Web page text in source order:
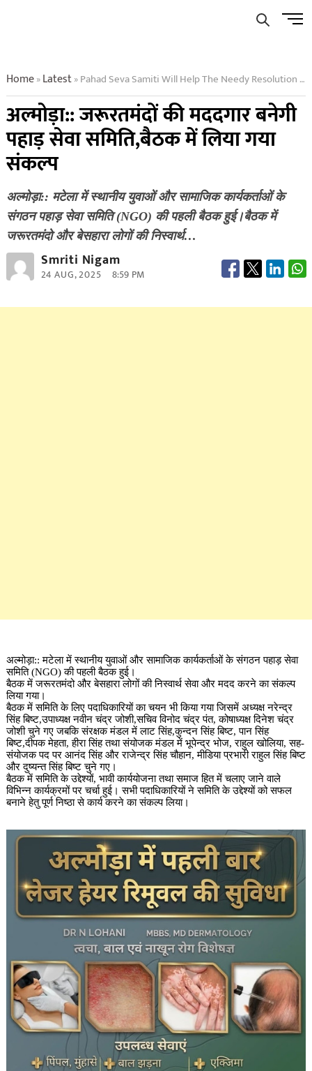
Menu
Home»Latest»Pahad Seva Samiti Will Help The Needy Resolution Taken In The Meeting
अल्मोड़ा:: जरूरतमंदों की मददगार बनेगी
पहाड़ सेवा समिति,बैठक में लिया गया
संकल्प
अल्मोड़ा:: मटेला में स्थानीय युवाओं और सामाजिक कार्यकर्ताओं के
संगठन पहाड़ सेवा समिति (NGO) की पहली बैठक हुई।बैठक में
जरूरतमंदो और बेसहारा लोगों की निस्वार्थ…
Smriti Nigam
24 AUG, 2025 8:59 PM
अल्मोड़ा:: मटेला में स्थानीय युवाओं और सामाजिक कार्यकर्ताओं के संगठन पहाड़ सेवा
समिति (NGO) की पहली बैठक हुई।
बैठक में जरूरतमंदो और बेसहारा लोगों की निस्वार्थ सेवा और मदद करने का संकल्प
लिया गया।
बैठक में समिति के लिए पदाधिकारियों का चयन भी किया गया जिसमें अध्यक्ष नरेन्द्र
सिंह बिष्ट,उपाध्यक्ष नवीन चंद्र जोशी,सचिव विनोद चंद्र पंत, कोषाध्यक्ष दिनेश चंद्र
जोशी चुने गए जबकि संरक्षक मंडल में लाट सिंह,कुन्दन सिंह बिष्ट, पान सिंह
बिष्ट,दीपक मेहता, हीरा सिंह तथा संयोजक मंडल में भूपेन्द्र भोज, राहुल खोलिया, सह-
संयोजक पद पर आनंद सिंह और राजेन्द्र सिंह चौहान, मीडिया प्रभारी राहुल सिंह बिष्ट
और दुष्यन्त सिंह बिष्ट चुने गए।
बैठक में समिति के उद्देश्यों, भावी कार्ययोजना तथा समाज हित में चलाए जाने वाले
विभिन्न कार्यक्रमों पर चर्चा हुई। सभी पदाधिकारियों ने समिति के उद्देश्यों को सफल
बनाने हेतु पूर्ण निष्ठा से कार्य करने का संकल्प लिया।